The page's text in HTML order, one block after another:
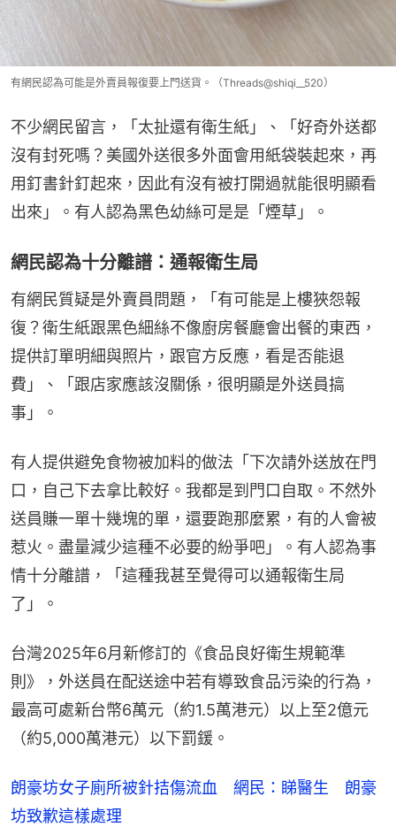
有網民認為可能是外賣員報復要上門送貨。（Threads@shiqi__520）
不少網民留言，「太扯還有衛生紙」、「好奇外送都
沒有封死嗎？美國外送很多外面會用紙袋裝起來，再
用釘書針釘起來，因此有沒有被打開過就能很明顯看
出來」。有人認為黑色幼絲可是是「煙草」。
網民認為十分離譜：通報衛生局
有網民質疑是外賣員問題，「有可能是上樓狹怨報
復？衛生紙跟黑色細絲不像廚房餐廳會出餐的東西，
提供訂單明細與照片，跟官方反應，看是否能退
費」、「跟店家應該沒關係，很明顯是外送員搞
事」。
有人提供避免食物被加料的做法「下次請外送放在門
口，自己下去拿比較好。我都是到門口自取。不然外
送員賺一單十幾塊的單，還要跑那麼累，有的人會被
惹火。盡量減少這種不必要的紛爭吧」。有人認為事
情十分離譜，「這種我甚至覺得可以通報衛生局
了」。
台灣2025年6月新修訂的《食品良好衛生規範準
則》，外送員在配送途中若有導致食品污染的行為，
最高可處新台幣6萬元（約1.5萬港元）以上至2億元
（約5,000萬港元）以下罰鍰。
朗豪坊女子廁所被針拮傷流血 網民：睇醫生 朗豪
坊致歉這樣處理